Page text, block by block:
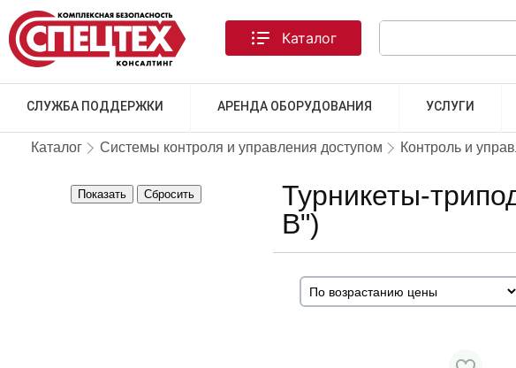
СЛУЖБА ПОДДЕРЖКИ АРЕНДА ОБОРУДОВАНИЯ УСЛУГИ
Каталог
Каталог Системы контроля и управления доступом Контроль и
Показать Сбросить
Турникеты-
В")